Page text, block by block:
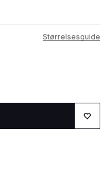
Størrelsesguide